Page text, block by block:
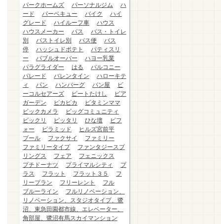
パークホームズ
パーソナルジム
ハ
ード
バーベキュー バイク
ハイ
グレード
ハイルーフ車
ハウス
ハウスメーカー
バス
バス・トイレ
別
バストイレ別 バス便
バス
停
ハッシュドポテト
パティスリ
ー
バブルオーバー
ハヨー乳業
パラグライダー
はる
バルコニー
パレード
バレンタイン
ハローキテ
ィ
パン ハンバーグ パン屋
ビ
ーコルセアーズ
ビートたけし
ビア
ガーデン
ピカピカ
ビタミンママ
ビックカメラ
ビッグコミュニティ
ビックリ
ピッタリ ひな壇
ビフ
ォー
ピラミッド
ヒルズ宮前平
プール
ファクサイ
ファミリー
ファミリータイプ
ファンタジースプ
リングス
フェア
フェニックス
プチドーナツ
プライマルシティ
プ
ラス
フラット フラット３５
フ
リープラン
フリーレント
フル
ブルーライン
フルリノベーション、
リノベーション、スタジオタイプ、鷺
沼、東急田園都市線、エレベーター、
角部屋、鷺沼有馬スカイマンション